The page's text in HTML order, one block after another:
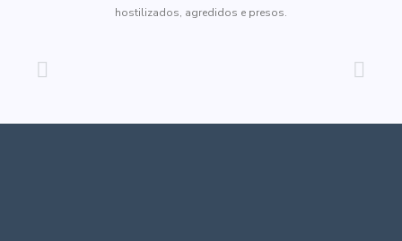
hostilizados, agredidos e presos.